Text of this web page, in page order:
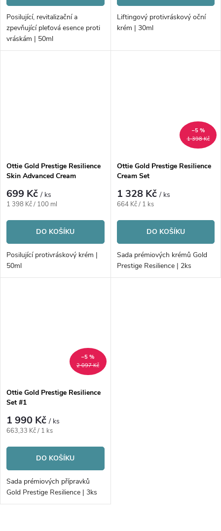
Posilující, revitalizační a
zpevňující pleťová esence proti
vráskám | 50ml
Liftingový protivráskový oční
krém | 30ml
Ottie Gold Prestige Resilience
Skin Advanced Cream
699 Kč/ ks
Měrná
1 398 Kč / 100 ml
DO KOŠÍKU
Posilující protivráskový krém |
50ml
1 398 Kč
–5 %
Ottie Gold Prestige Resilience
Cream Set
1 328 Kč/ ks
Měrná
664 Kč / 1 ks
DO KOŠÍKU
Sada prémiových krémů Gold
Prestige Resilience | 2ks
2 097 Kč
–5 %
Ottie Gold Prestige Resilience
Set #1
1 990 Kč/ ks
Měrná
663,33 Kč / 1 ks
DO KOŠÍKU
Sada prémiových přípravků
Gold Prestige Resilience | 3ks